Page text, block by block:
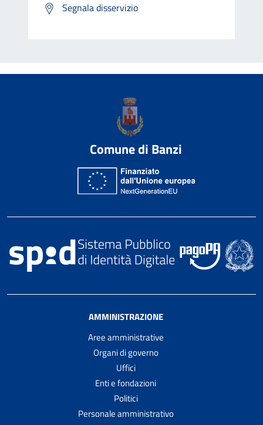
Segnala disservizio
Comune di Banzi
AMMINISTRAZIONE
Aree amministrative
Organi di governo
Uffici
Enti e fondazioni
Politici
Personale amministrativo